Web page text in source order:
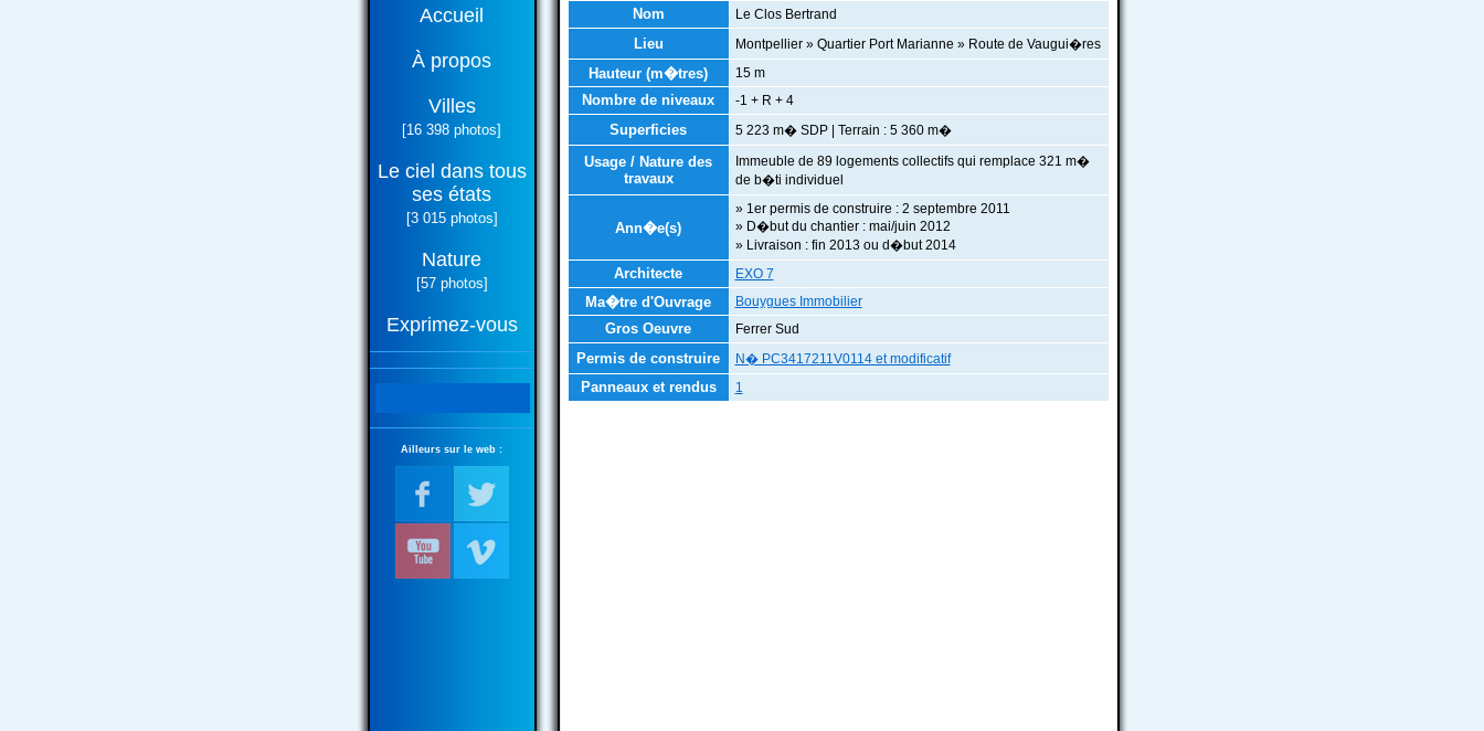
Accueil
À propos
Villes
[16 398 photos]
Le ciel dans tous
ses états
[3 015 photos]
Nature
[57 photos]
Exprimez-vous
Ailleurs sur le web :
Nom Le Clos Bertrand
Lieu Montpellier » Quartier Port Marianne » Route de Vaugui�res
Hauteur (m�tres) 15 m
Nombre de niveaux -1 + R + 4
Superficies 5 223 m� SDP | Terrain : 5 360 m�
Usage / Nature des
travaux
Immeuble de 89 logements collectifs qui remplace 321 m�
de b�ti individuel
Ann�e(s)
» 1er permis de construire : 2 septembre 2011
» D�but du chantier : mai/juin 2012
» Livraison : fin 2013 ou d�but 2014
Architecte EXO 7
Ma�tre d'Ouvrage Bouygues Immobilier
Gros Oeuvre Ferrer Sud
Permis de construire N� PC3417211V0114 et modificatif
Panneaux et rendus 1